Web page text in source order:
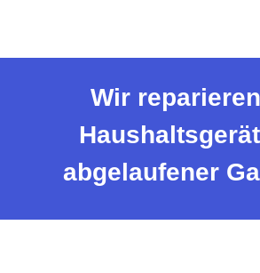
Wir
abgelaufener